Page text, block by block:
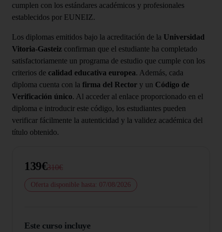
cumplen con los estándares académicos y profesionales
establecidos por EUNEIZ.
Los diplomas emitidos bajo la acreditación de la Universidad
Vitoria-Gasteiz confirman que el estudiante ha completado
satisfactoriamente un programa de estudio que cumple con los
criterios de calidad educativa europea. Además, cada
diploma cuenta con la firma del Rector y un Código de
Verificación único. Al acceder al enlace proporcionado en el
diploma e introducir este código, los estudiantes pueden
verificar fácilmente la autenticidad y la validez académica del
título obtenido.
139€310€
Oferta disponible hasta: 07/08/2026
Este curso incluye